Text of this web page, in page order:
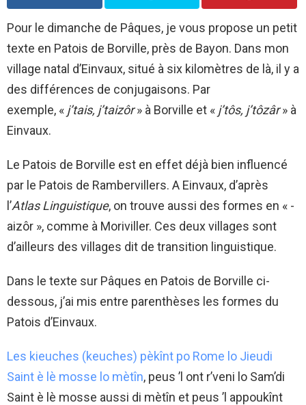
Pour le dimanche de Pâques, je vous propose un petit
texte en Patois de Borville, près de Bayon. Dans mon
village natal d’Einvaux, situé à six kilomètres de là, il y a
des différences de conjugaisons. Par
exemple, « j’tais, j’taizôr» à Borville et « j’tôs, j’tôzâr» à
Einvaux.
Le Patois de Borville est en effet déjà bien influencé
par le Patois de Rambervillers. A Einvaux, d’après
l’Atlas Linguistique, on trouve aussi des formes en « -
aizôr », comme à Moriviller. Ces deux villages sont
d’ailleurs des villages dit de transition linguistique.
Dans le texte sur Pâques en Patois de Borville ci-
dessous, j’ai mis entre parenthèses les formes du
Patois d’Einvaux.
Les kieuches (keuches) pèkînt po Rome lo Jieudi
Saint è lè mosse lo mètîn, peus ’l ont r’veni lo Sam’di
Saint è lè mosse aussi di mètîn et peus ’l appoukînt